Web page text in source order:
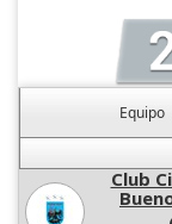
Equipo
Club